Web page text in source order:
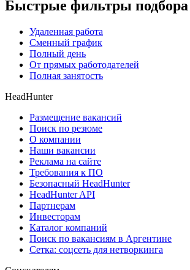
Быстрые фильтры
Удаленная работа
Сменный график
Полный день
От прямых работодателей
Полная занятость
HeadHunter
Размещение вакансий
Поиск по резюме
О компании
Наши вакансии
Реклама на сайте
Требования к ПО
Безопасный HeadHunter
HeadHunter API
Партнерам
Инвесторам
Каталог компаний
Поиск по вакансиям в Аргентине
Сетка: соцсеть для нетворкинга